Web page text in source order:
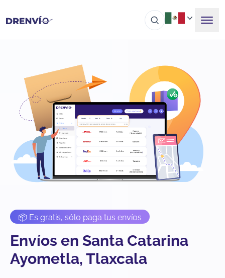
📦 Es gratis, sólo paga tus envíos
Envíos en Santa Catarina
Ayometla, Tlaxcala